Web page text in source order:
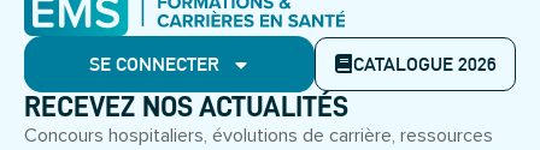
SE CONNECTER CATALOGUE 2026
RECEVEZ NOS ACTUALITÉS
Concours hospitaliers, évolutions de carrière, ressources